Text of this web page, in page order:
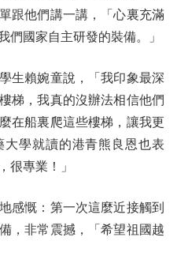
跟他們講一講，「心裏充滿
們國家自主研發的裝備。」
賴婉童說，「我印象最深
梯，我真的沒辦法相信他們
在船裏爬這些樓梯，讓我更
學就讀的港青熊良恩也表
很專業！」
慨：第一次這麼近接觸到
，非常震撼，「希望祖國越